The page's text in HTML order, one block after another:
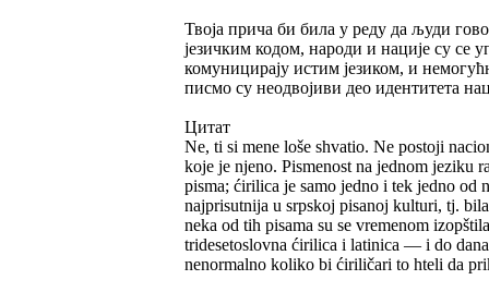
Твоја прича би била у реду да људи
језичким кодом, народи и нације су се
комуницирају истим језиком, и
писмо су неодвојиви део идентитета
Цитат
Ne, ti si mene loše shvatio. Ne postoji
koje je njeno. Pismenost na jednom jeziku
pisma; ćirilica je samo jedno i tek jedno
najprisutnija u srpskoj pisanoj kulturi, tj.
neka od tih pisama su se vremenom
tridesetoslovna ćirilica i latinica — i do
nenormalno koliko bi ćiriličari to hteli da